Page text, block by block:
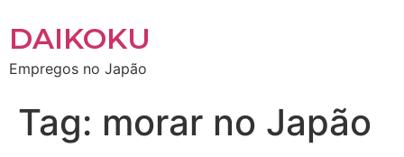
DAIKOKU
Empregos no Japão
Tag: morar no Japão